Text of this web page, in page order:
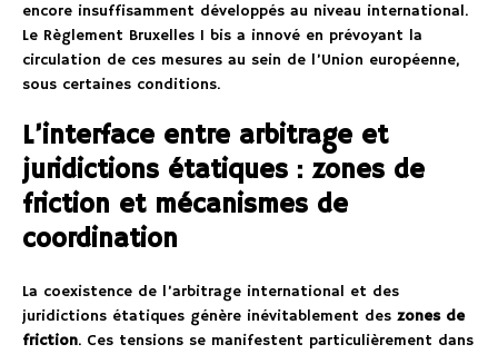
encore insuffisamment développés au niveau international.
Le Règlement Bruxelles I bis a innové en prévoyant la
circulation de ces mesures au sein de l’Union européenne,
sous certaines conditions.
L’interface entre arbitrage et
juridictions étatiques : zones de
friction et mécanismes de
coordination
La coexistence de l’arbitrage international et des
juridictions étatiques génère inévitablement des zones de
friction. Ces tensions se manifestent particulièrement dans